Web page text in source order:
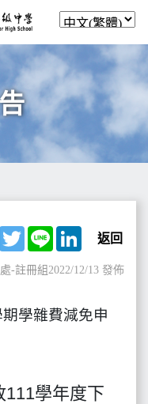
Facebook
TwitterLine LinkedIn
返回
-註冊組2022/12/13 發佈
期學雜費減免申
學年度下